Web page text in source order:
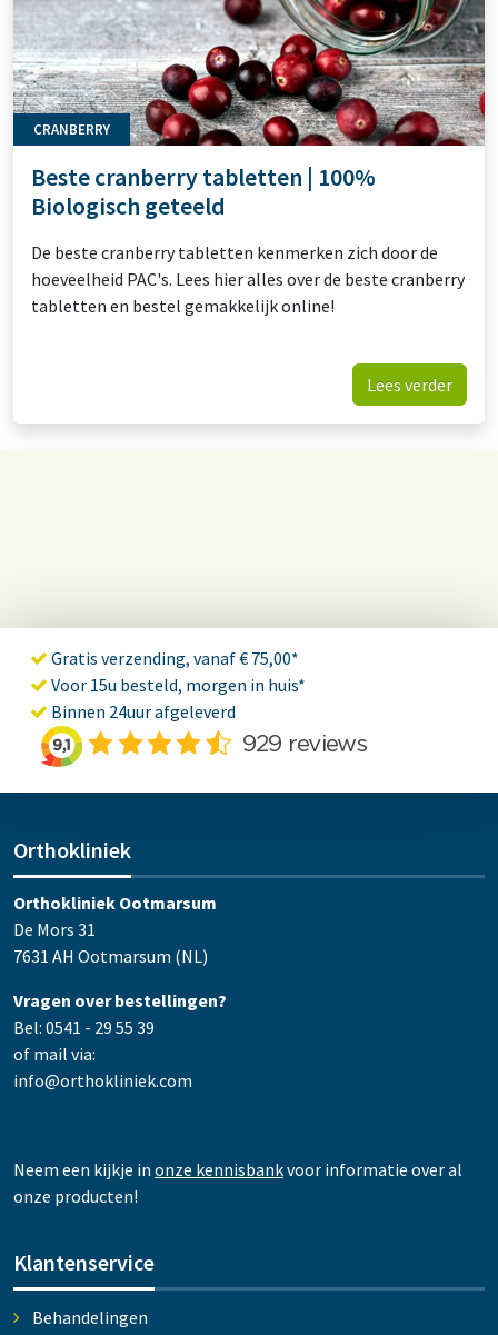
CRANBERRY
Beste cranberry tabletten | 100%
Biologisch geteeld
De beste cranberry tabletten kenmerken zich door de
hoeveelheid PAC's. Lees hier alles over de beste cranberry
tabletten en bestel gemakkelijk online!
Lees verder
Gratis verzending, vanaf € 75,00*
Voor 15u besteld, morgen in huis*
Binnen 24uur afgeleverd
Orthokliniek
Orthokliniek Ootmarsum
De Mors 31
7631 AH Ootmarsum (NL)
Vragen over bestellingen?
Bel: 0541 - 29 55 39
of mail via:
info@orthokliniek.com
Neem een kijkje in onze kennisbankvoor informatie over al
onze producten!
Klantenservice
Behandelingen